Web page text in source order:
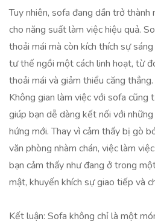
Tuy nhiên, sofa đang dần trở
cho năng suất làm việc hiệu quả.
thoải mái mà còn kích thích sự
tư thế ngồi một cách linh hoạt, từ
thoải mái và giảm thiểu căng thẳng.
Không gian làm việc với sofa cũng
giúp bạn dễ dàng kết nối với
hứng mới. Thay vì cảm thấy bị gò
văn phòng nhàm chán, việc làm
bạn cảm thấy như đang ở trong
mật, khuyến khích sự giao tiếp và
Kết luận: Sofa không chỉ là một